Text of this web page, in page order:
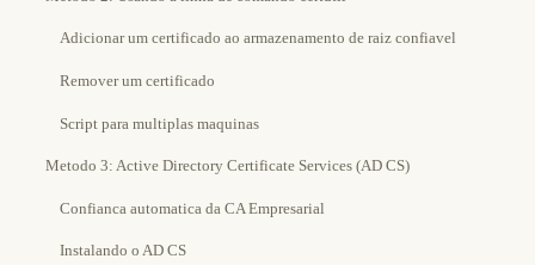
Adicionar um certificado ao armazenamento de raiz confiavel
Remover um certificado
Script para multiplas maquinas
Metodo 3: Active Directory Certificate Services (AD CS)
Confianca automatica da CA Empresarial
Instalando o AD CS